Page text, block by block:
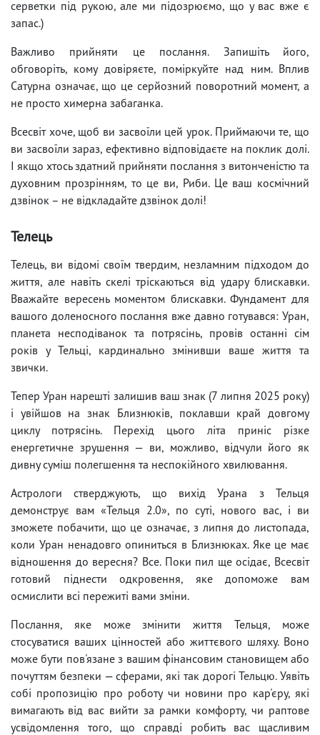
серветки під рукою, але ми підозрюємо, що у вас вже є
запас.)
Важливо прийняти це послання. Запишіть його,
обговоріть, кому довіряєте, поміркуйте над ним. Вплив
Сатурна означає, що це серйозний поворотний момент, а
не просто химерна забаганка.
Всесвіт хоче, щоб ви засвоїли цей урок. Приймаючи те, що
ви засвоїли зараз, ефективно відповідаєте на поклик долі.
І якщо хтось здатний прийняти послання з витонченістю та
духовним прозрінням, то це ви, Риби. Це ваш космічний
дзвінок – не відкладайте дзвінок долі!
Телець
Телець, ви відомі своїм твердим, незламним підходом до
життя, але навіть скелі тріскаються від удару блискавки.
Вважайте вересень моментом блискавки. Фундамент для
вашого доленосного послання вже давно готувався: Уран,
планета несподіванок та потрясінь, провів останні сім
років у Тельці, кардинально змінивши ваше життя та
звички.
Тепер Уран нарешті залишив ваш знак (7 липня 2025 року)
і увійшов на знак Близнюків, поклавши край довгому
циклу потрясінь. Перехід цього літа приніс різке
енергетичне зрушення — ви, можливо, відчули його як
дивну суміш полегшення та неспокійного хвилювання.
Астрологи стверджують, що вихід Урана з Тельця
демонструє вам «Тельця 2.0», по суті, нового вас, і ви
зможете побачити, що це означає, з липня до листопада,
коли Уран ненадовго опиниться в Близнюках. Яке це має
відношення до вересня? Все. Поки пил ще осідає, Всесвіт
готовий піднести одкровення, яке допоможе вам
осмислити всі пережиті вами зміни.
Послання, яке може змінити життя Тельця, може
стосуватися ваших цінностей або життєвого шляху. Воно
може бути пов'язане з вашим фінансовим становищем або
почуттям безпеки — сферами, які так дорогі Тельцю. Уявіть
собі пропозицію про роботу чи новини про кар'єру, які
вимагають від вас вийти за рамки комфорту, чи раптове
усвідомлення того, що справді робить вас щасливим